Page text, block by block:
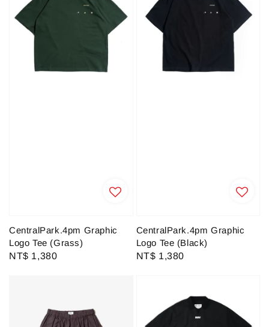
CentralPark.4pm Graphic
Logo Tee (Grass)
Regular
NT$ 1,380
CentralPark.4pm Graphic
Logo Tee (Black)
Regular
NT$ 1,380